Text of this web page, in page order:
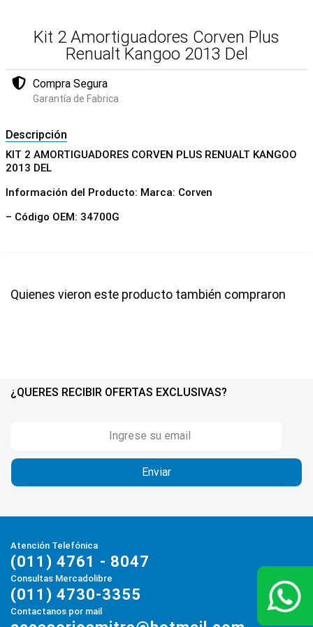
Kit 2 Amortiguadores Corven Plus
Renualt Kangoo 2013 Del
Compra Segura
Garantía de Fabrica
Descripción
KIT 2 AMORTIGUADORES CORVEN PLUS RENUALT KANGOO
2013 DEL
Información del Producto: Marca: Corven
– Código OEM: 34700G
Quienes vieron este producto también compraron
¿QUERES RECIBIR OFERTAS EXCLUSIVAS?
Atención Telefónica
(011) 4761 - 8047
Consultas Mercadolibre
(011) 4730-3355
Contactanos por mail